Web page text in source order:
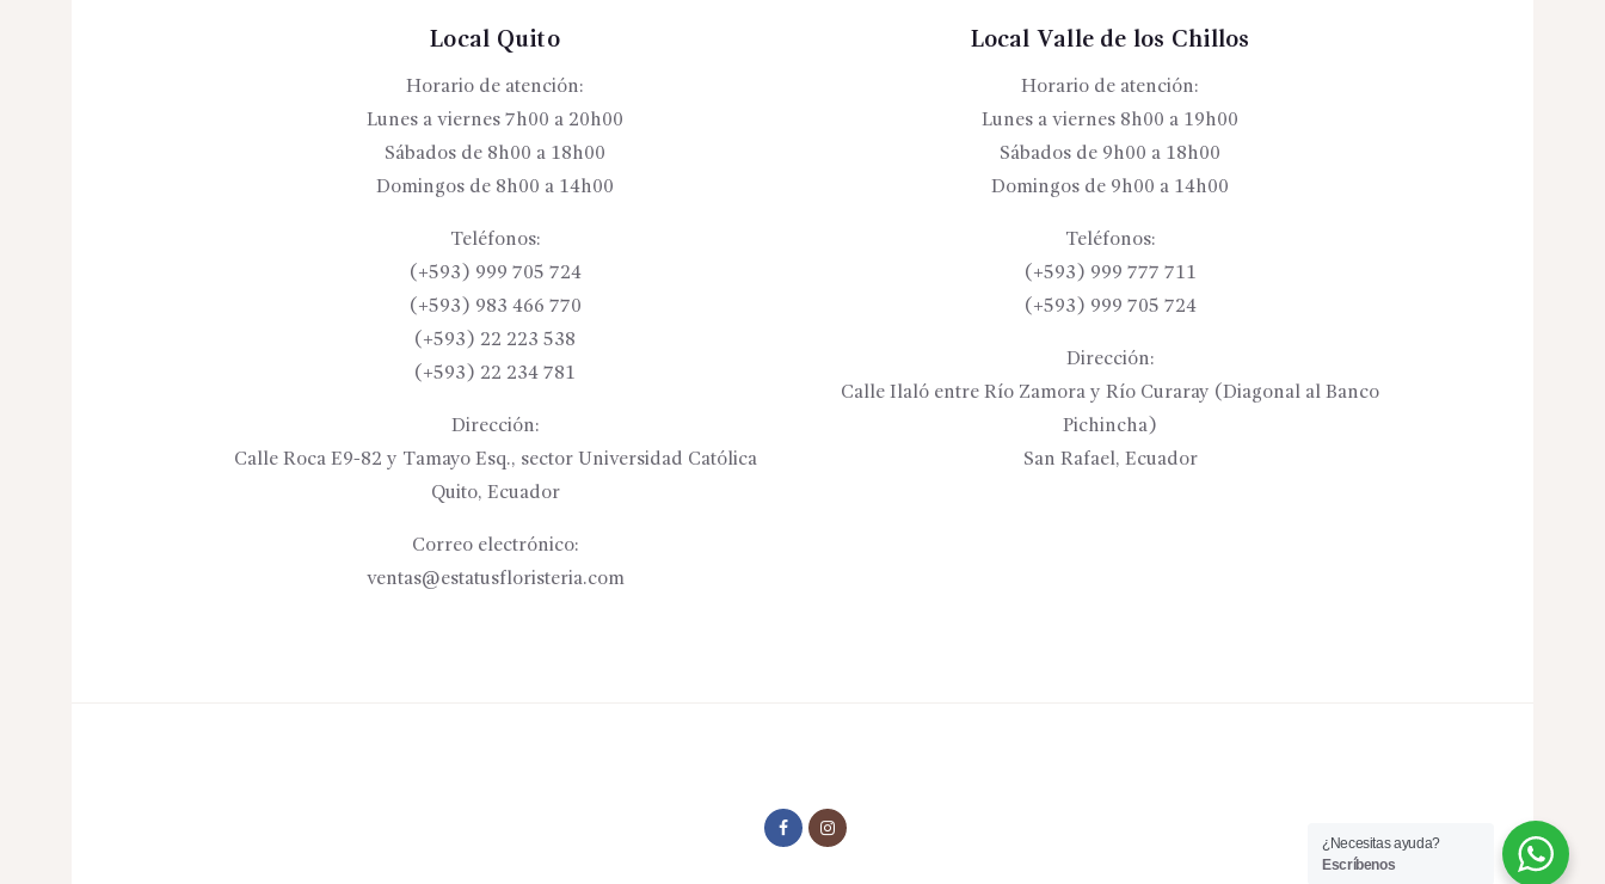
Local Quito
Horario de atención:
Lunes a viernes 7h00 a 20h00
Sábados de 8h00 a 18h00
Domingos de 8h00 a 14h00
Teléfonos:
(+593) 999 705 724
(+593) 983 466 770
(+593) 22 223 538
(+593) 22 234 781
Dirección:
Calle Roca E9-82 y Tamayo Esq., sector Universidad Católica
Quito, Ecuador
Correo electrónico:
ventas@estatusfloristeria.com
Local Valle de los Chillos
Horario de atención:
Lunes a viernes 8h00 a 19h00
Sábados de 9h00 a 18h00
Domingos de 9h00 a 14h00
Teléfonos:
(+593) 999 777 711
(+593) 999 705 724
Dirección:
Calle Ilaló entre Río Zamora y Río Curaray (Diagonal al Banco
Pichincha)
San Rafael, Ecuador
¿Necesitas ayuda?
Escríbenos